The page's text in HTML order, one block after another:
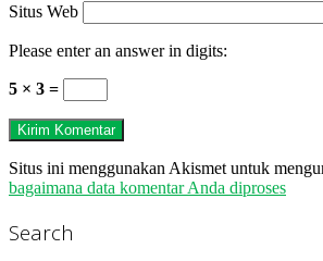
Situs Web
Please enter an answer in digits:
5 × 3 =
Situs ini menggunakan Akismet untuk
bagaimana data komentar Anda diproses
Search